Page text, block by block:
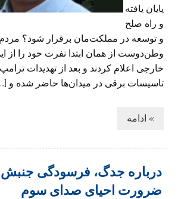
پایان یافته
و راه صلح
و توسعه در مملکت‌مان برقرار شود؟ مردم
وطن‌دوست از همان ابتدا نفرت خود را از
خارجی اعلام کردند و بعد از تهدیدات
تاسیسات برقی در میدان‌ها حاضر شده و
» ادامه
درباره جدگ، فرسودگی
ضرورت احیای صدای سوم